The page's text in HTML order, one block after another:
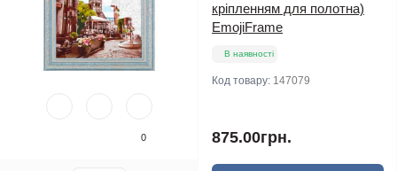
0
кріпленням для полотна)
EmojiFrame
В наявності
Код товару: 147079
875.00грн.